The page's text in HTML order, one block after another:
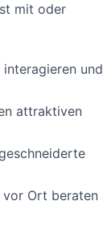
mit oder
und
attraktiven
vor Ort beraten